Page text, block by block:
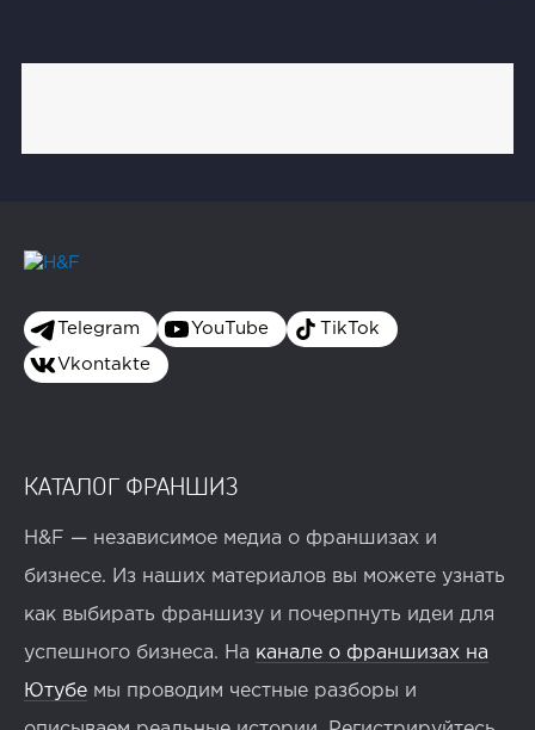
Telegram YouTube TikTok
Vkontakte
КАТАЛОГ ФРАНШИЗ
H&F — независимое медиа о франшизах и
бизнесе. Из наших материалов вы можете узнать
как выбирать франшизу и почерпнуть идеи для
успешного бизнеса. На канале о франшизах на
Ютубе мы проводим честные разборы и